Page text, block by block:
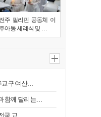
전주 필리핀 공동체 이
주아동 세례식 및 …
교구 여산…
함께 달리는…
국 교…